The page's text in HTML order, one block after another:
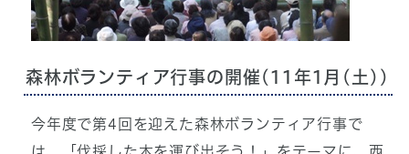
森林ボランティア行事の開催(11年1月(土))
今年度で第4回を迎えた森林ボランティア行事で